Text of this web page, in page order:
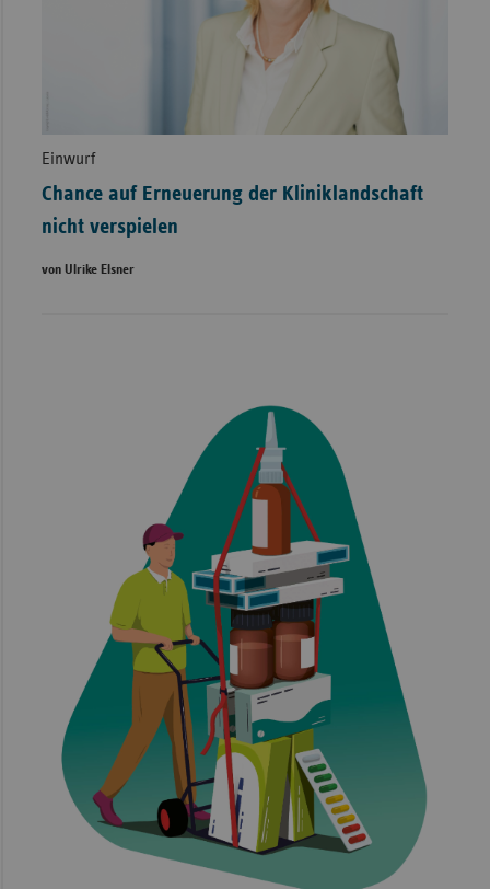
Einwurf
Chance auf Erneuerung der Kliniklandschaft
nicht verspielen
von Ulrike Elsner